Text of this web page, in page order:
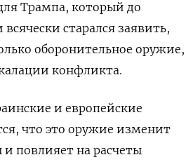
Трампа, который до
старался заявить,
оборонительное оружие,
конфликта.
и европейские
что это оружие изменит
повлияет на расчеты